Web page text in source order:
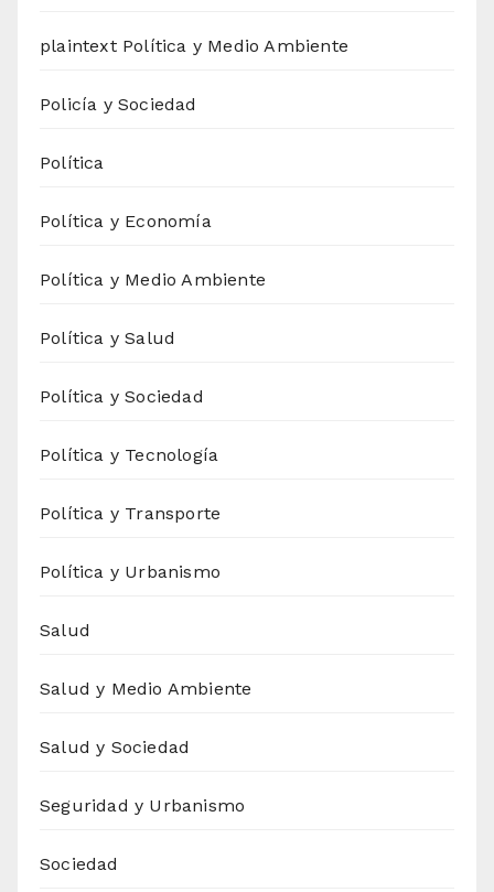
plaintext Política y Medio Ambiente
Policía y Sociedad
Política
Política y Economía
Política y Medio Ambiente
Política y Salud
Política y Sociedad
Política y Tecnología
Política y Transporte
Política y Urbanismo
Salud
Salud y Medio Ambiente
Salud y Sociedad
Seguridad y Urbanismo
Sociedad